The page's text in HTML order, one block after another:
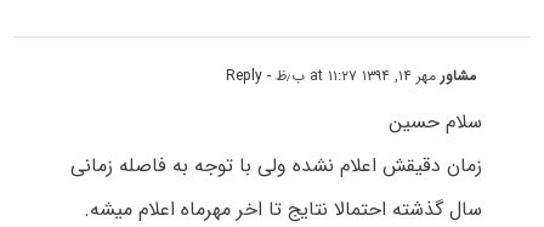
مشاورمهر ۱۴, ۱۳۹۴ at ۱۱:۲۷ ب٫ظ - Reply
سلام حسین
زمان دقیقش اعلام نشده ولی با توجه به فاصله زمانی
سال گذشته احتمالا نتایج تا اخر مهرماه اعلام میشه.